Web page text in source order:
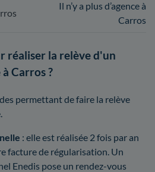
Il n’y a plus d’agence à
Carros
réaliser la relève d'un
Carros ?
permettant de faire la relève
: elle est réalisée 2 fois par an
facture de régularisation. Un
Enedis pose un rendez-vous